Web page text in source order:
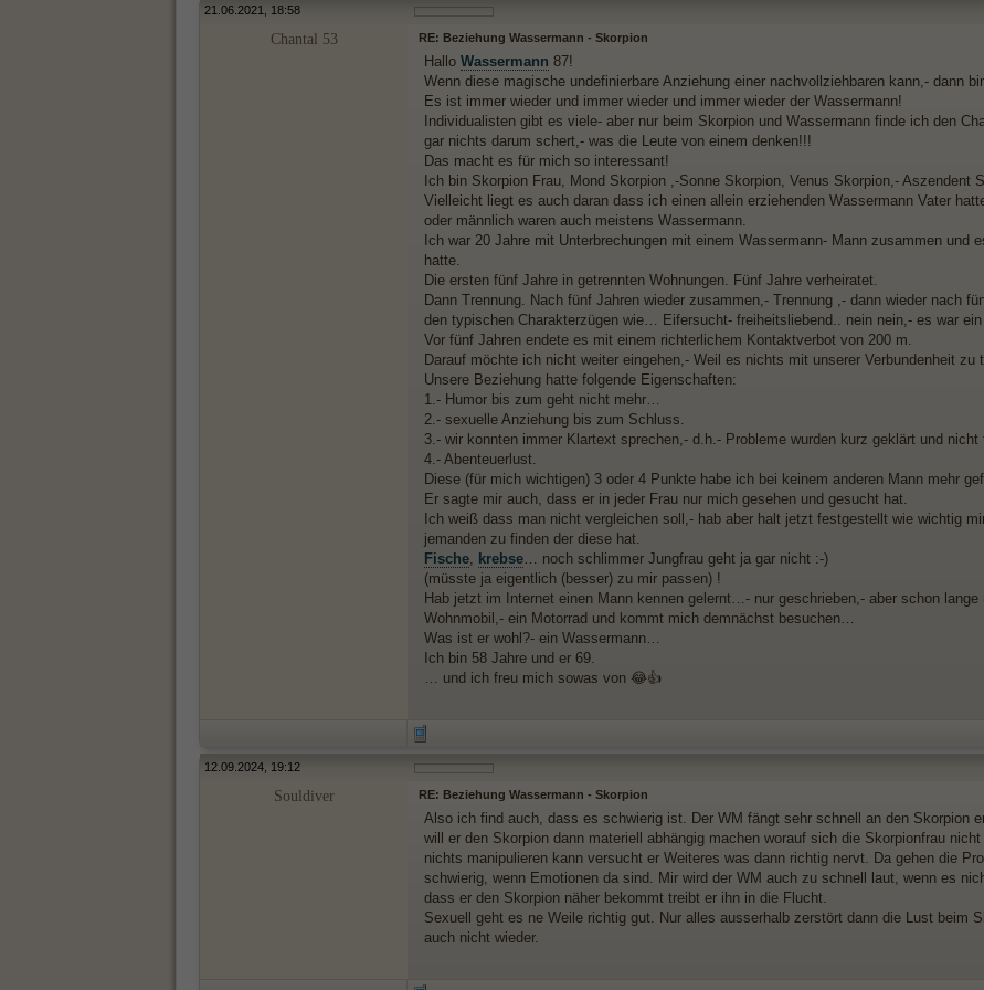
21.06.2021, 18:58
Chantal 53 RE: Beziehung Wassermann - Skorpion
Hallo Wassermann 87!
Wenn diese magische undefinierbare Anziehung einer nachvollziehbaren kann,- dann
Es ist immer wieder und immer wieder und immer wieder der Wassermann!
Individualisten gibt es viele- aber nur beim Skorpion und Wassermann finde ich den
gar nichts darum schert,- was die Leute von einem denken!!!
Das macht es für mich so interessant!
Ich bin Skorpion Frau, Mond Skorpion ,-Sonne Skorpion, Venus Skorpion,- Aszendent
Vielleicht liegt es auch daran dass ich einen allein erziehenden Wassermann Vater
oder männlich waren auch meistens Wassermann.
Ich war 20 Jahre mit Unterbrechungen mit einem Wassermann- Mann zusammen und
hatte.
Die ersten fünf Jahre in getrennten Wohnungen. Fünf Jahre verheiratet.
Dann Trennung. Nach fünf Jahren wieder zusammen,- Trennung ,- dann wieder nach
den typischen Charakterzügen wie… Eifersucht- freiheitsliebend.. nein nein,- es war
Vor fünf Jahren endete es mit einem richterlichem Kontaktverbot von 200 m.
Darauf möchte ich nicht weiter eingehen,- Weil es nichts mit unserer Verbundenheit zu
Unsere Beziehung hatte folgende Eigenschaften:
1.- Humor bis zum geht nicht mehr…
2.- sexuelle Anziehung bis zum Schluss.
3.- wir konnten immer Klartext sprechen,- d.h.- Probleme wurden kurz geklärt und nicht
4.- Abenteuerlust.
Diese (für mich wichtigen) 3 oder 4 Punkte habe ich bei keinem anderen Mann mehr
Er sagte mir auch, dass er in jeder Frau nur mich gesehen und gesucht hat.
Ich weiß dass man nicht vergleichen soll,- hab aber halt jetzt festgestellt wie wichtig
jemanden zu finden der diese hat.
Fische, krebse… noch schlimmer Jungfrau geht ja gar nicht :-)
(müsste ja eigentlich (besser) zu mir passen) !
Hab jetzt im Internet einen Mann kennen gelernt…- nur geschrieben,- aber schon
Wohnmobil,- ein Motorrad und kommt mich demnächst besuchen…
Was ist er wohl?- ein Wassermann…
Ich bin 58 Jahre und er 69.
… und ich freu mich sowas von 😂👍
12.09.2024, 19:12
Souldiver RE: Beziehung Wassermann - Skorpion
Also ich find auch, dass es schwierig ist. Der WM fängt sehr schnell an den Skorpion
will er den Skorpion dann materiell abhängig machen worauf sich die Skorpionfrau
nichts manipulieren kann versucht er Weiteres was dann richtig nervt. Da gehen die
schwierig, wenn Emotionen da sind. Mir wird der WM auch zu schnell laut, wenn es
dass er den Skorpion näher bekommt treibt er ihn in die Flucht.
Sexuell geht es ne Weile richtig gut. Nur alles ausserhalb zerstört dann die Lust beim
auch nicht wieder.